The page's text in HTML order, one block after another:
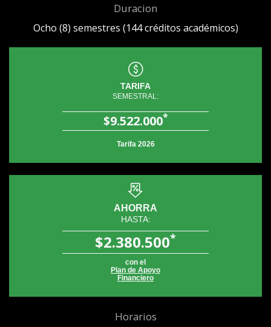
Duracion
Ocho (8) semestres (144 créditos académicos)
TARIFA
SEMESTRAL:
$9.522.000*
Tarifa 2026
AHORRA
HASTA:
$2.380.500*
con el
Plan de Apoyo
Financiero
Horarios